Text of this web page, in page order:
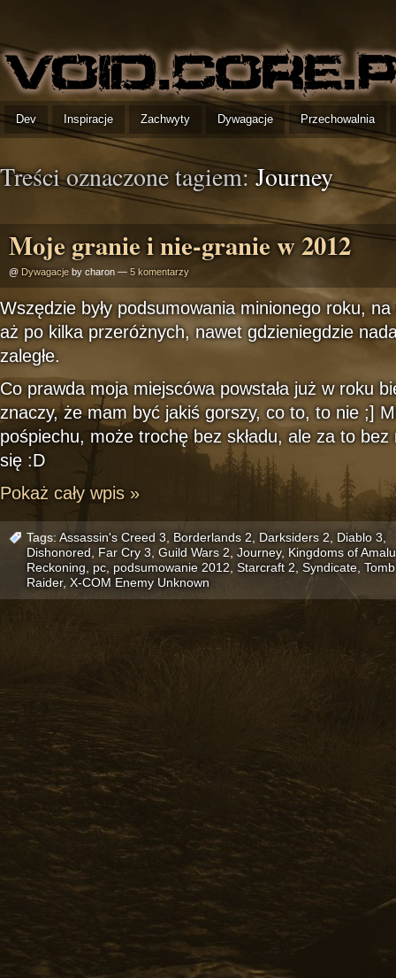
Dev Inspiracje Zachwyty Dywagacje Przechowalnia
Treści oznaczone tagiem:Journey
Moje granie i nie-granie w 2012
@ Dywagacje by charon — 5 komentarzy
Wszędzie były podsumowania minionego roku,
aż po kilka przeróżnych, nawet gdzieniegdzie
zaległe.
Co prawda moja miejscówa powstała już w roku
znaczy, że mam być jakiś gorszy, co to, to nie ;]
pośpiechu, może trochę bez składu, ale za to
się :D
Pokaż cały wpis »
Tags: Assassin's Creed 3 Borderlands 2 Darksiders 2 Diablo 3
Dishonored
Far Cry 3 Guild Wars 2 Journey, Kingdoms of
Reckoning
pc podsumowanie 2012 Starcraft 2 Syndicate Tomb
Raider, X-COM Enemy Unknown